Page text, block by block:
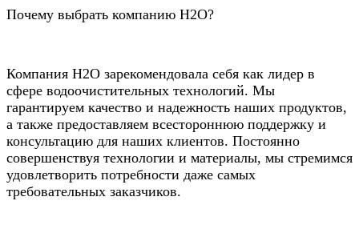
Почему выбрать компанию Н2О?
Компания Н2О зарекомендовала себя как лидер в
сфере водоочистительных технологий. Мы
гарантируем качество и надежность наших продуктов,
а также предоставляем всестороннюю поддержку и
консультацию для наших клиентов. Постоянно
совершенствуя технологии и материалы, мы стремимся
удовлетворить потребности даже самых
требовательных заказчиков.